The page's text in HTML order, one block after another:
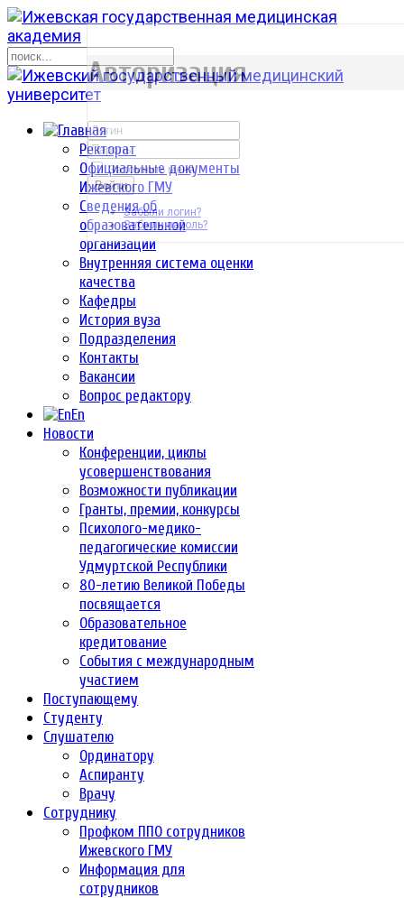
Ректорат
Официальные документы
Ижевского ГМУ
Сведения об
образовательной
организации
Внутренняя система оценки
качества
Кафедры
История вуза
Подразделения
Контакты
Вакансии
Вопрос редактору
En
Новости
Конференции, циклы
усовершенствования
Возможности публикации
Гранты, премии, конкурсы
Психолого-медико-
педагогические комиссии
Удмуртской Республики
80-летию Великой Победы
посвящается
Образовательное
кредитование
События с международным
участием
Поступающему
Студенту
Слушателю
Ординатору
Аспиранту
Врачу
Сотруднику
Профком ППО сотрудников
Ижевского ГМУ
Информация для
сотрудников
р
Авторизация
Запомнить меня
Войти
Забыли логин?
Забыли пароль?